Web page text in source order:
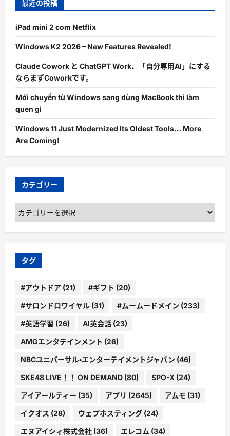
最近の投稿
iPad mini 2 com Netflix
Windows K2 2026 – New Features Revealed!
Claude Cowork と ChatGPT Work、「自分専用AI」にする
ならまずCoworkです。
Mới chuyển từ Windows sang dùng MacBook thì làm
quen gì
Windows 11 Just Modernized Its Oldest Tools… More
Are Coming!
カテゴリー
カ
テ
ゴ
ー
タグ
#アウトドア (21) #ギフト (20)
#サロンドロワイヤル (31) #ムームードメイン (233)
#英語学習 (26) AI英会話 (23)
AMGエンタテインメント (26)
NBCユニバーサル・エンターテイメントジャパン (46)
SKE48 LIVE！！ ON DEMAND (80) SPO-X (24)
アイアールティー (35) アプリ (2645) アムモ (31)
イクオス (28) ウェブホスティング (24)
エヌアイシィ株式会社 (36) エレコム (34)